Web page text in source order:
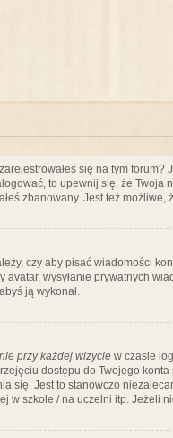
się na tym
to upewnij się, że Twoja
zbanowany. Jest też
czy aby pisać wiadomości
avatar, wysyłanie prywatnych
ją wykonał.
przy każdej wizycie w czasie
dostępu do Twojego
się. Jest to stanowczo
w szkole / na uczelni itp. Jeżeli